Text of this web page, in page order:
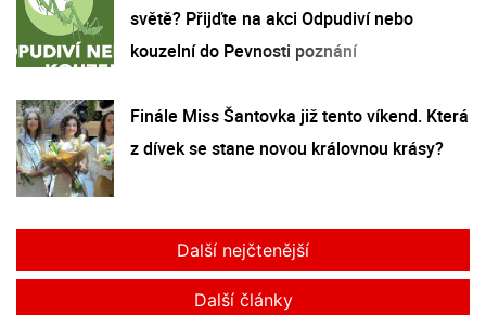
světě? Přijďte na akci Odpudiví nebo
kouzelní do Pevnosti poznání
Finále Miss Šantovka již tento víkend. Která
z dívek se stane novou královnou krásy?
Další nejčtenější
Další články